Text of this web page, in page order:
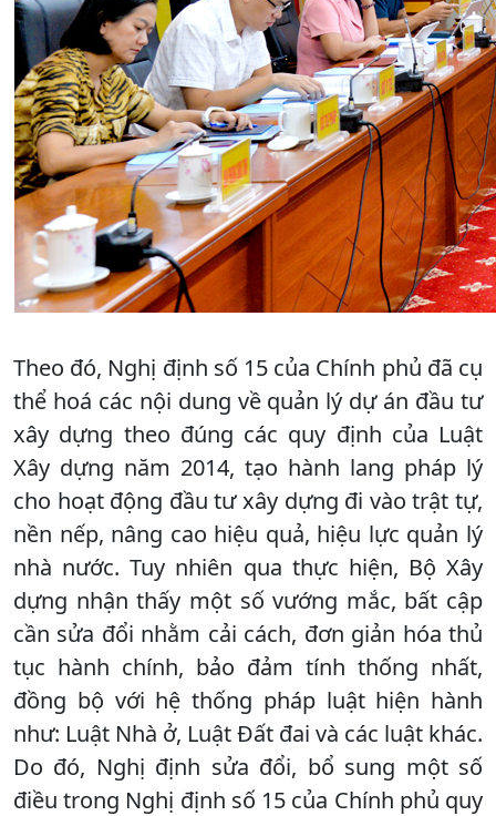
Theo đó, Nghị định số 15 của Chính phủ đã cụ
thể hoá các nội dung về quản lý dự án đầu tư
xây dựng theo đúng các quy định của Luật
Xây dựng năm 2014, tạo hành lang pháp lý
cho hoạt động đầu tư xây dựng đi vào trật tự,
nền nếp, nâng cao hiệu quả, hiệu lực quản lý
nhà nước. Tuy nhiên qua thực hiện, Bộ Xây
dựng nhận thấy một số vướng mắc, bất cập
cần sửa đổi nhằm cải cách, đơn giản hóa thủ
tục hành chính, bảo đảm tính thống nhất,
đồng bộ với hệ thống pháp luật hiện hành
như: Luật Nhà ở, Luật Đất đai và các luật khác.
Do đó, Nghị định sửa đổi, bổ sung một số
điều trong Nghị định số 15 của Chính phủ quy